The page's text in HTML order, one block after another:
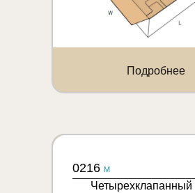
Подробнее
0216 M